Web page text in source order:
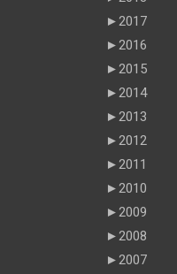
►2017
►2016
►2015
►2014
►2013
►2012
►2011
►2010
►2009
►2008
►2007